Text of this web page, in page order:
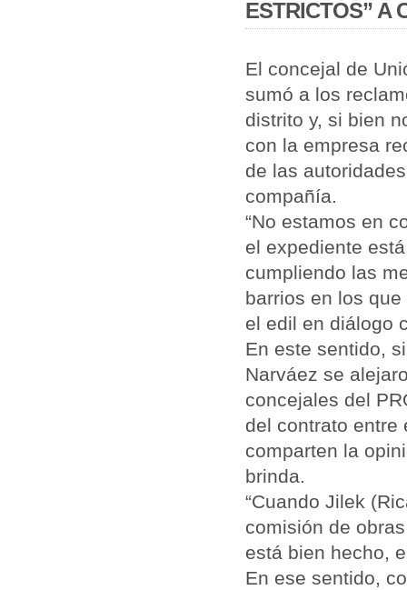
ESTRICTOS” A
El concejal de
sumó a los
distrito y, si bien
con la empresa
de las
compañía.
“No estamos en
el expediente
cumpliendo las
barrios en los
el edil en diálogo
En este sentido,
Narváez se
concejales del
del contrato entre
comparten la
brinda.
“Cuando Jilek
comisión de
está bien hecho,
En ese sentido,